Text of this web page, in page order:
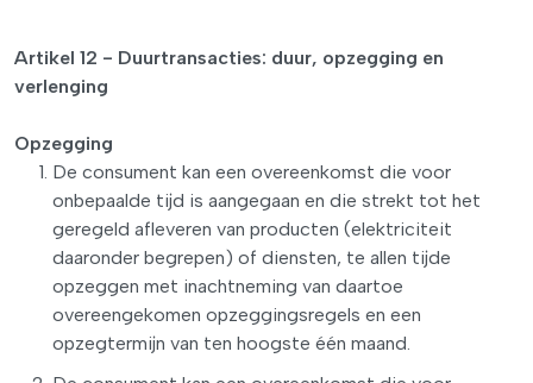
Artikel 12 - Duurtransacties: duur, opzegging en
verlenging
Opzegging
De consument kan een overeenkomst die voor
onbepaalde tijd is aangegaan en die strekt tot het
geregeld afleveren van producten (elektriciteit
daaronder begrepen) of diensten, te allen tijde
opzeggen met inachtneming van daartoe
overeengekomen opzeggingsregels en een
opzegtermijn van ten hoogste één maand.